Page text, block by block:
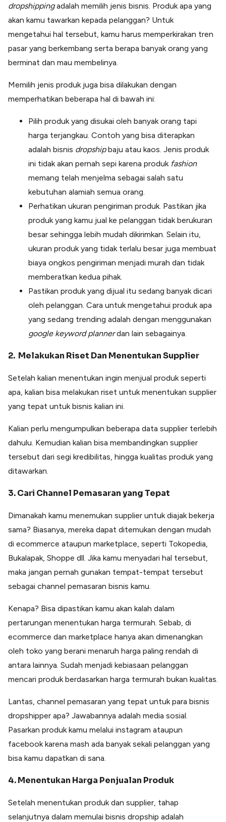
dropshippingadalah memilih jenis bisnis. Produk apa yang
akan kamu tawarkan kepada pelanggan? Untuk
mengetahui hal tersebut, kamu harus memperkirakan tren
pasar yang berkembang serta berapa banyak orang yang
berminat dan mau membelinya.
Memilih jenis produk juga bisa dilakukan dengan
memperhatikan beberapa hal di bawah ini:
Pilih produk yang disukai oleh banyak orang tapi
harga terjangkau. Contoh yang bisa diterapkan
adalah bisnis dropshipbaju atau kaos. Jenis produk
ini tidak akan pernah sepi karena produk fashion
memang telah menjelma sebagai salah satu
kebutuhan alamiah semua orang.
Perhatikan ukuran pengiriman produk. Pastikan jika
produk yang kamu jual ke pelanggan tidak berukuran
besar sehingga lebih mudah dikirimkan. Selain itu,
ukuran produk yang tidak terlalu besar juga membuat
biaya ongkos pengiriman menjadi murah dan tidak
memberatkan kedua pihak.
Pastikan produk yang dijual itu sedang banyak dicari
oleh pelanggan. Cara untuk mengetahui produk apa
yang sedang trending adalah dengan menggunakan
google keyword plannerdan lain sebagainya.
2. Melakukan Riset Dan Menentukan Supplier
Setelah kalian menentukan ingin menjual produk seperti
apa, kalian bisa melakukan riset untuk menentukan supplier
yang tepat untuk bisnis kalian ini.
Kalian perlu mengumpulkan beberapa data supplier terlebih
dahulu. Kemudian kalian bisa membandingkan supplier
tersebut dari segi kredibilitas, hingga kualitas produk yang
ditawarkan.
3. Cari Channel Pemasaran yang Tepat
Dimanakah kamu menemukan supplier untuk diajak bekerja
sama? Biasanya, mereka dapat ditemukan dengan mudah
di ecommerce ataupun marketplace, seperti Tokopedia,
Bukalapak, Shoppe dll. Jika kamu menyadari hal tersebut,
maka jangan pernah gunakan tempat-tempat tersebut
sebagai channel pemasaran bisnis kamu.
Kenapa? Bisa dipastikan kamu akan kalah dalam
pertarungan menentukan harga termurah. Sebab, di
ecommerce dan marketplace hanya akan dimenangkan
oleh toko yang berani menaruh harga paling rendah di
antara lainnya. Sudah menjadi kebiasaan pelanggan
mencari produk berdasarkan harga termurah bukan kualitas.
Lantas, channel pemasaran yang tepat untuk para bisnis
dropshipper apa? Jawabannya adalah media sosial.
Pasarkan produk kamu melalui instagram ataupun
facebook karena mash ada banyak sekali pelanggan yang
bisa kamu dapatkan di sana.
4. Menentukan Harga Penjualan Produk
Setelah menentukan produk dan supplier, tahap
selanjutnya dalam memulai bisnis dropship adalah